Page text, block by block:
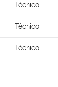
Técnico
Técnico
Técnico